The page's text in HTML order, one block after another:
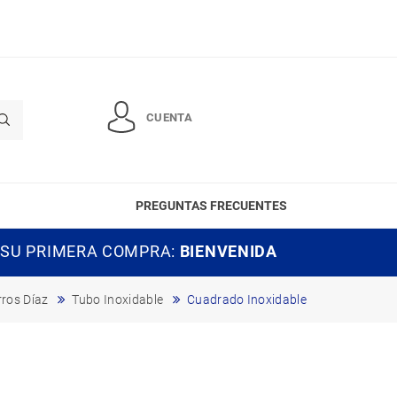
CUENTA
PREGUNTAS FRECUENTES
PRIMERA COMPRA: BIENVENIDA
Díaz Tubo Inoxidable Cuadrado Inoxidable